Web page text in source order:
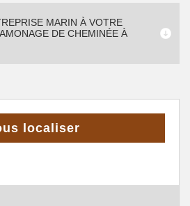
MARIN À VOTRE
DE CHEMINÉE À
localiser